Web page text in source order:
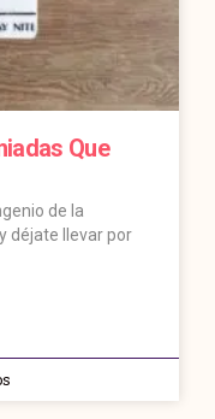
Que
de la
déjate llevar por